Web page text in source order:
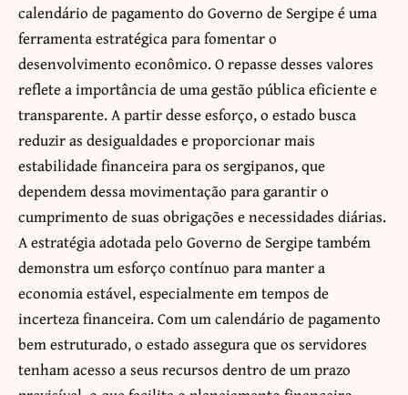
calendário de pagamento do Governo de Sergipe é uma
ferramenta estratégica para fomentar o
desenvolvimento econômico. O repasse desses valores
reflete a importância de uma gestão pública eficiente e
transparente. A partir desse esforço, o estado busca
reduzir as desigualdades e proporcionar mais
estabilidade financeira para os sergipanos, que
dependem dessa movimentação para garantir o
cumprimento de suas obrigações e necessidades diárias.
A estratégia adotada pelo Governo de Sergipe também
demonstra um esforço contínuo para manter a
economia estável, especialmente em tempos de
incerteza financeira. Com um calendário de pagamento
bem estruturado, o estado assegura que os servidores
tenham acesso a seus recursos dentro de um prazo